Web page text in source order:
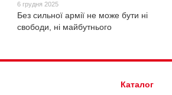
6 грудня 2025
Без сильної армії не може бути ні
свободи, ні майбутнього
Каталог